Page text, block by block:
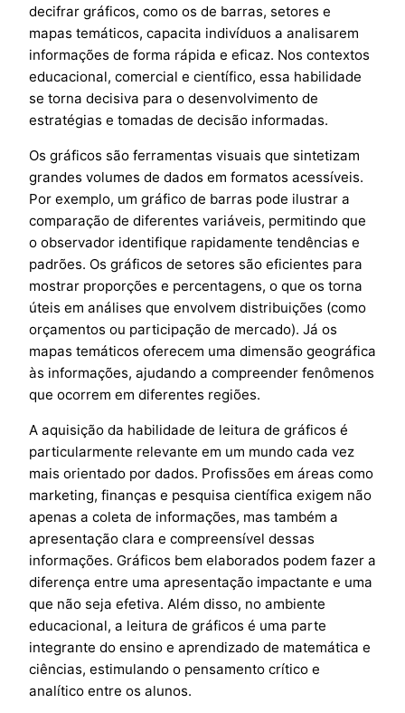
decifrar gráficos, como os de barras, setores e
mapas temáticos, capacita indivíduos a analisarem
informações de forma rápida e eficaz. Nos contextos
educacional, comercial e científico, essa habilidade
se torna decisiva para o desenvolvimento de
estratégias e tomadas de decisão informadas.
Os gráficos são ferramentas visuais que sintetizam
grandes volumes de dados em formatos acessíveis.
Por exemplo, um gráfico de barras pode ilustrar a
comparação de diferentes variáveis, permitindo que
o observador identifique rapidamente tendências e
padrões. Os gráficos de setores são eficientes para
mostrar proporções e percentagens, o que os torna
úteis em análises que envolvem distribuições (como
orçamentos ou participação de mercado). Já os
mapas temáticos oferecem uma dimensão geográfica
às informações, ajudando a compreender fenômenos
que ocorrem em diferentes regiões.
A aquisição da habilidade de leitura de gráficos é
particularmente relevante em um mundo cada vez
mais orientado por dados. Profissões em áreas como
marketing, finanças e pesquisa científica exigem não
apenas a coleta de informações, mas também a
apresentação clara e compreensível dessas
informações. Gráficos bem elaborados podem fazer a
diferença entre uma apresentação impactante e uma
que não seja efetiva. Além disso, no ambiente
educacional, a leitura de gráficos é uma parte
integrante do ensino e aprendizado de matemática e
ciências, estimulando o pensamento crítico e
analítico entre os alunos.